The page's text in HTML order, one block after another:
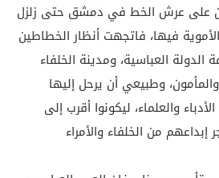
على عرش الخط في دمشق حتى زلزل
فيها، فاتجهت أنظار الخطاطين
الدولة العباسية، ومدينة الخلفاء
وطبيعي أن يرحل إليها
والعلماء، ليكونوا أقرب إلى
إبداعهم من الخلفاء والأمراء